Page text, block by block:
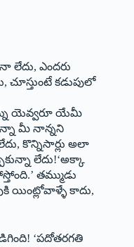
లేదు, ఎందరు
చూస్తుంటే కడుపులో
యెవ్వరూ యేమీ
మీ నాన్నని
కొన్నిసార్లు అలా
లేదు!‘అక్కా
తమ్ముడు
యింట్లోవాళ్ళే కాదు,
‘పదోతరగతి